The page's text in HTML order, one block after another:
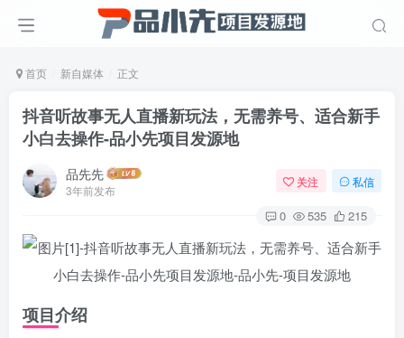
首页 新自媒体 正文
抖音听故事无人直播新玩法，无需养号、适合新手
小白去操作-品小先项目发源地
品先先
3年前发布
关注 私信
0 535 215
项目介绍